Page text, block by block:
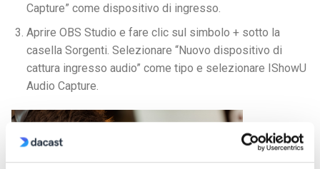
Capture” come dispositivo di ingresso.
Aprire OBS Studio e fare clic sul simbolo + sotto la
casella Sorgenti. Selezionare “Nuovo dispositivo di
cattura ingresso audio” come tipo e selezionare IShowU
Audio Capture.